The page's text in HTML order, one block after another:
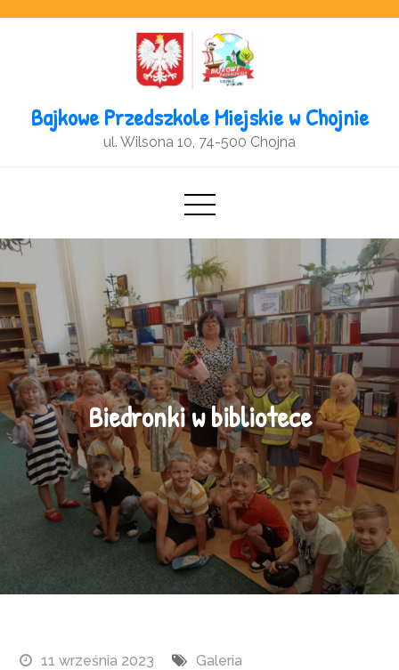
Bajkowe Przedszkole Miejskie w Chojnie
ul. Wilsona 10, 74-500 Chojna
Biedronki w bibliotece
11 września 2023 Galeria